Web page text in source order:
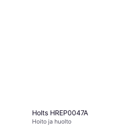
Holts HREP0047A
Hoito ja huolto